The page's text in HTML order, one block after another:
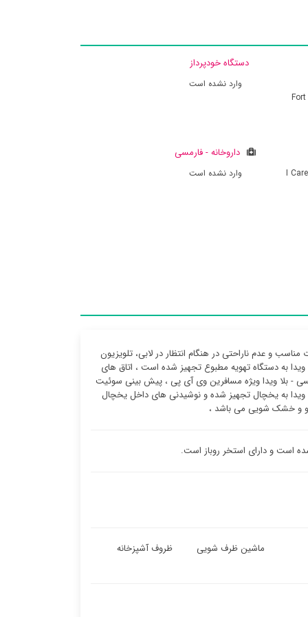
دستگاه خودپرداز
وارد نشده است
I
داروخانه - فارمسی
وارد نشده است
و عدم ناراحتی در هنگام انتظار در لابی، تلویزیون
به دستگاه تهویه مطبوع تجهیز شده است ، اتاق های
- بلا ویدا ویژه مسافرین وی آی پی ، پیش بینی سوئیت
به یخچال تجهیز شده و نوشیدنی های داخل یخچال
و خشک شویی می باشد ،
ماشین ظرف شویی
ظروف آشپزخانه